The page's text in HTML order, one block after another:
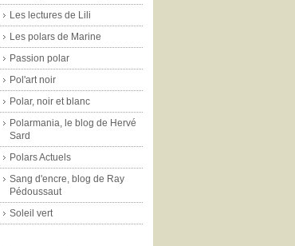
Les lectures de Lili
Les polars de Marine
Passion polar
Pol'art noir
Polar, noir et blanc
Polarmania, le blog de Hervé
Sard
Polars Actuels
Sang d'encre, blog de Ray
Pédoussaut
Soleil vert